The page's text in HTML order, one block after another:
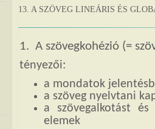
13. A SZÖVEG LINEÁRIS ÉS
1. A szövegkohézió (=
tényezői:
a mondatok
a szöveg nyelvtani
a szövegalkotást
elemek